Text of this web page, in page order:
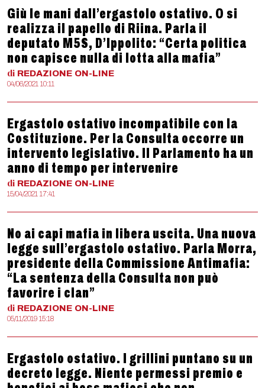
Giù le mani dall’ergastolo ostativo. O si
realizza il papello di Riina. Parla il
deputato M5S, D’Ippolito: “Certa politica
non capisce nulla di lotta alla mafia”
di REDAZIONE ON-LINE
04/06/2021 10:11
Ergastolo ostativo incompatibile con la
Costituzione. Per la Consulta occorre un
intervento legislativo. Il Parlamento ha un
anno di tempo per intervenire
di REDAZIONE ON-LINE
15/04/2021 17:41
No ai capi mafia in libera uscita. Una nuova
legge sull’ergastolo ostativo. Parla Morra,
presidente della Commissione Antimafia:
“La sentenza della Consulta non può
favorire i clan”
di REDAZIONE ON-LINE
05/11/2019 15:18
Ergastolo ostativo. I grillini puntano su un
decreto legge. Niente permessi premio e